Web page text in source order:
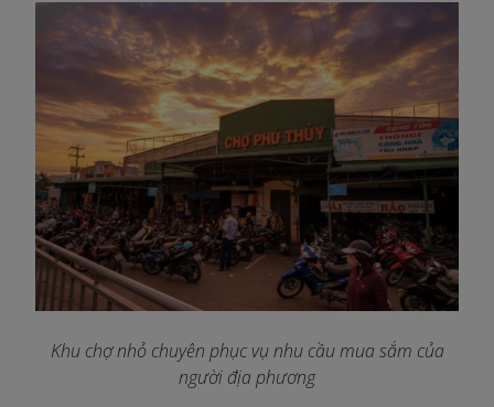
Khu chợ nhỏ chuyên phục vụ nhu cầu mua sắm của
người địa phương